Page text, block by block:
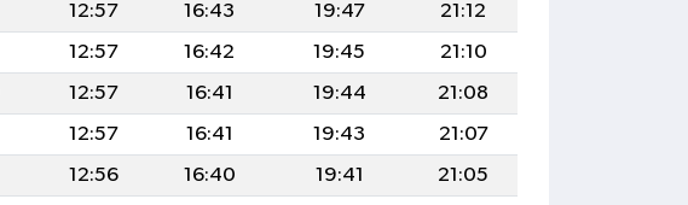
12:57 16:43 19:47
21:12
12:57 16:42 19:45
21:10
12:57 16:41 19:44
21:08
12:57 16:41 19:43
21:07
12:56 16:40 19:41
21:05